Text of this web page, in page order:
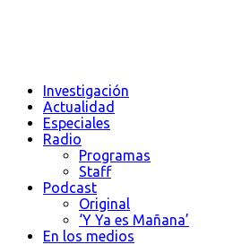
Investigación
Actualidad
Especiales
Radio
Programas
Staff
Podcast
Original
‘Y Ya es Mañana’
En los medios